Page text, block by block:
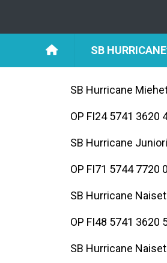
SB HURRICANE
SB Hurricane
OP FI24 5741 3620
SB Hurricane
OP FI71 5744 7720
SB Hurricane
OP FI48 5741 3620
SB Hurricane